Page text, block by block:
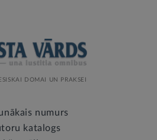
DOMAI UN PRAKSEI
numurs
katalogs